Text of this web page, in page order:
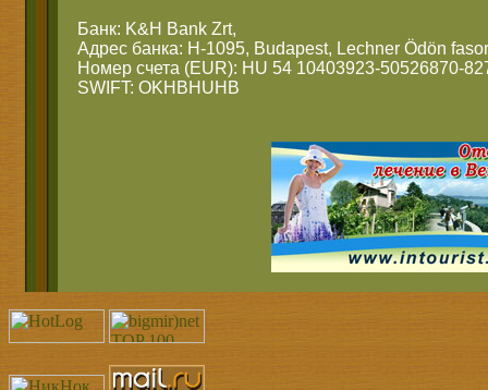
Банк: K&H Bank Zrt,
Адрес банка: H-1095, Budapest, Lechner Ödön
Номер счета (EUR): HU 54 10403923-50526870-
SWIFT: OKHBHUHB